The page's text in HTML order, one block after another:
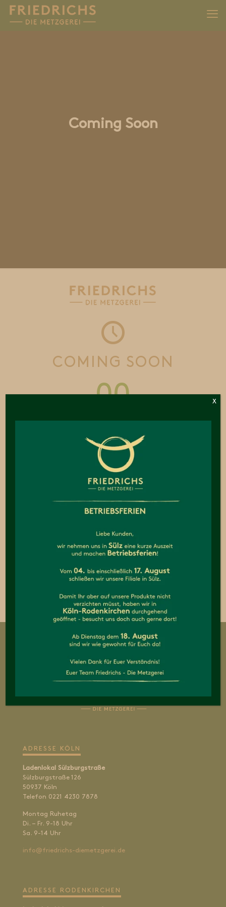
Coming Soon
COMING SOON
00
00
HOURS
00
MINUTES
00
SECONDS
ADRESSE KÖLN
Ladenlokal Sülzburgstraße
Sülzburgstraße 126
50937 Köln
Telefon 0221 4230 7878
Montag Ruhetag
Di. – Fr. 9-18 Uhr
Sa. 9-14 Uhr
info@friedrichs-diemetzgerei.de
ADRESSE RODENKIRCHEN
X